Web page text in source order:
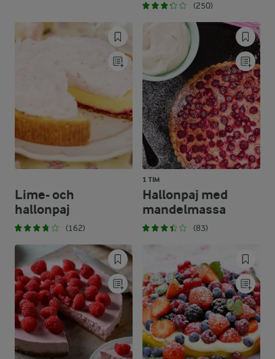
(250)
Lime- och
hallonpaj
(162)
1 TIM
Hallonpaj med
mandelmassa
(83)